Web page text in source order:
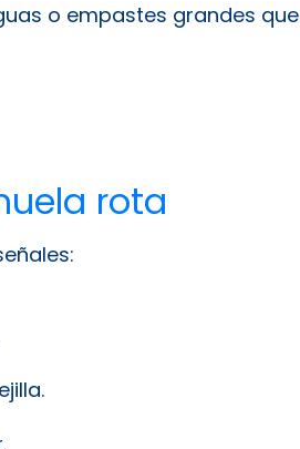
o empastes grandes que
rota